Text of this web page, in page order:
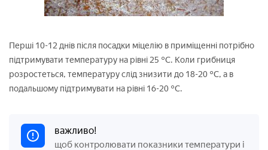
Перші 10-12 днів після посадки міцелію в приміщенні потрібно
підтримувати температуру на рівні 25 °С. Коли грибниця
розростеться, температуру слід знизити до 18-20 °С, а в
подальшому підтримувати на рівні 16-20 °С.
важливо!
щоб контролювати показники температури і